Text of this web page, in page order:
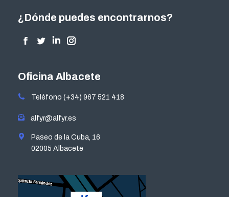
Oficina Albacete
Teléfono (+34) 967 521 418
alfyr@alfyr.es
Paseo de la Cuba, 16
02005 Albacete
¿Dónde puedes encontrarnos?
Encuéntranos en:
Facebook
opens
new
Twitter
opens
new
Linkedin
opens
new
Instagram
opens
new